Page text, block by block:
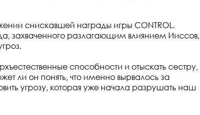
снискавшей награды игры CONTROL.
захваченного разлагающим влиянием Ииссов,
способности и отыскать сестру,
ли он понять, что именно вырвалось за
угрозу, которая уже начала разрушать наш